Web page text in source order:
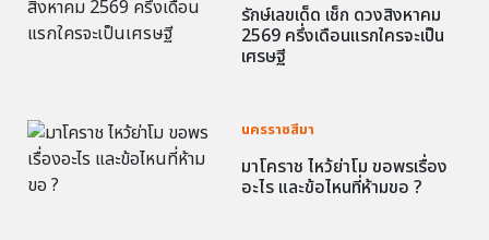
รักษ์เลขเด็ด เช็ก ดวงสิงหาคม
2569 ครึ่งเดือนแรกใครจะเป็น
เศรษฐี
นครราชสีมา
มาโคราช ไหว้ย่าโม ขอพรเรื่อง
อะไร และข้อไหนที่ห้ามขอ ?